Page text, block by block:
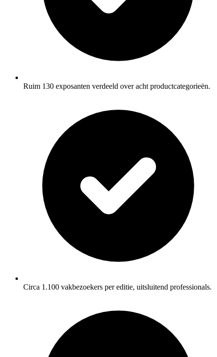
Ruim 130 exposanten verdeeld over acht productcategorieën.
Circa 1.100 vakbezoekers per editie, uitsluitend professionals.